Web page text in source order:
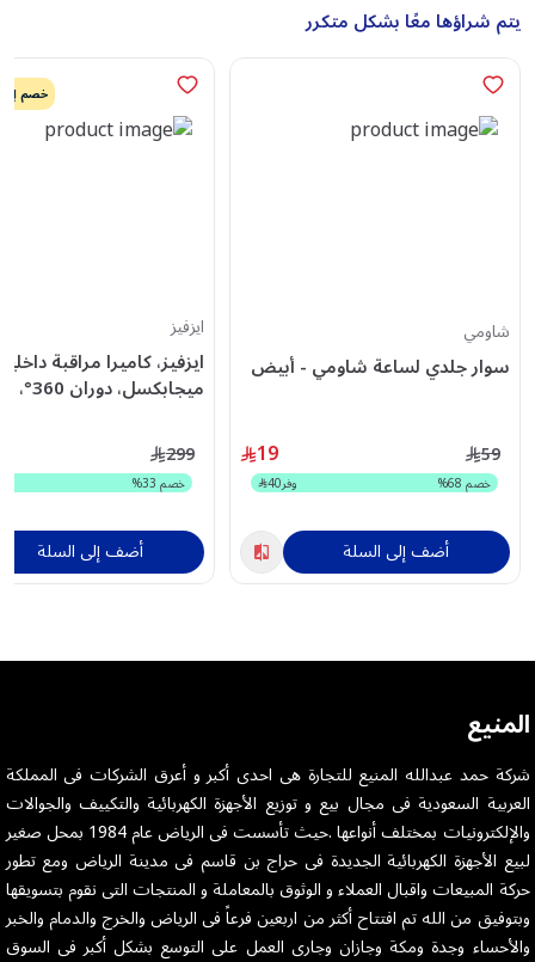
يتم شراؤها معًا بشكل متكرر
شاومي
سوار جلدي لساعة شاومي - أبيض
19 59
خصم68
% وفر40
أضف إلى السلة
خصم
ايزفيز
ميجابكسل،
299
خصم 33
%
أضف إلى السلة
المنيع
شركة حمد عبدالله المنيع للتجارة هى احدى أكبر و أعرق الشركات فى المملكة
العربية السعودية فى مجال بيع و توزيع الأجهزة الكهربائية والتكييف والجوالات
والإلكترونيات بمختلف أنواعها .حيث تأسست فى الرياض عام 1984 بمحل صغير
لبيع الأجهزة الكهربائية الجديدة فى حراج بن قاسم فى مدينة الرياض ومع تطور
حركة المبيعات واقبال العملاء و الوثوق بالمعاملة و المنتجات التى نقوم بتسويقها
وبتوفيق من الله تم افتتاح أكثر من اربعين فرعاً فى الرياض والخرج والدمام والخبر
والأحساء وجدة ومكة وجازان وجارى العمل على التوسع بشكل أكبر فى السوق